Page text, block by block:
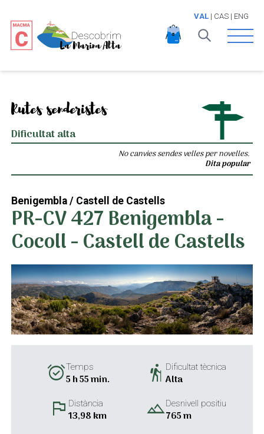
VAL| CAS| ENG
Open
Rutes senderistes
Dificultat alta
No canvies sendes velles per novelles.
Dita popular
Benigembla / Castell de Castells
PR-CV 427 Benigembla -
Cocoll - Castell de Castells
alarm_onTemps
5 h 55 min. hiking Dificultat tècnica
Alta
flagDistància
13,98 km landscapeDesnivell positiu
765 m